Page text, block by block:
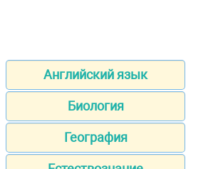
Английский язык
Биология
География